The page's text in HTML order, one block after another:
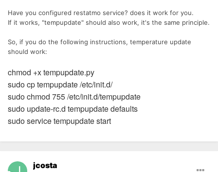
Have you configured restatmo service? does it work for you.
If it works, "tempupdate" should also work, it's the same principle.
So, if you do the following instructions, temperature update
should work:
chmod +x tempupdate.py
sudo cp tempupdate /etc/init.d/
sudo chmod 755 /etc/init.d/tempupdate
sudo update-rc.d tempupdatedefaults
sudo service tempupdate start
jcosta